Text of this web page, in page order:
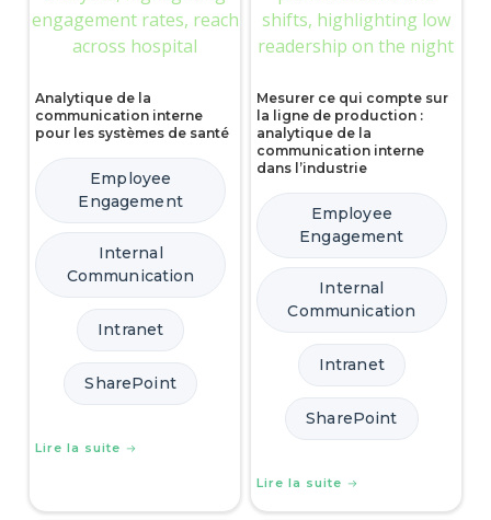
Analytique de la
communication interne
pour les systèmes de santé
Employee
Engagement
Internal
Communication
Intranet
SharePoint
Lire la suite
Mesurer ce qui compte sur
la ligne de production :
analytique de la
communication interne
dans l’industrie
Employee
Engagement
Internal
Communication
Intranet
SharePoint
Lire la suite